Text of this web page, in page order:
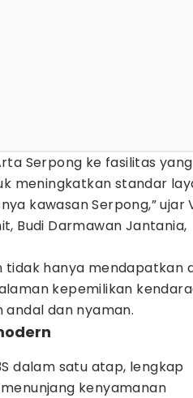
Serpong ke fasilitas
meningkatkan standar
kawasan Serpong,” ujar
Budi Darmawan Jantania,
hanya mendapatkan
kepemilikan
andal dan nyaman.
dalam satu atap, lengkap
kenyamanan